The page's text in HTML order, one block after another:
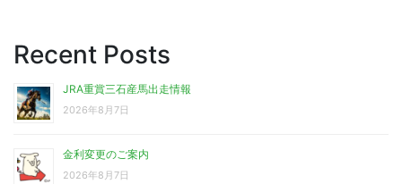
Recent Posts
JRA重賞三石産馬出走情報
2026年8月7日
金利変更のご案内
2026年8月7日